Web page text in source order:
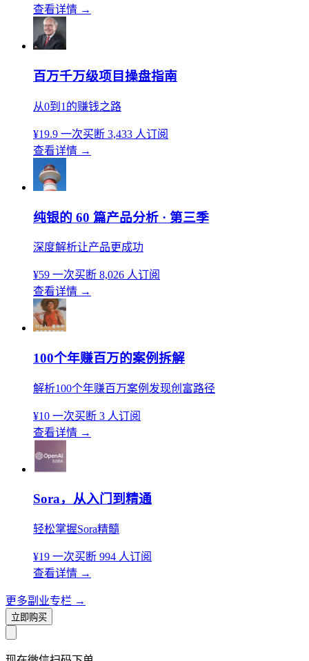
查看详情 →
百万千万级项目操盘指南
从0到1的赚钱之路
¥19.9 一次买断 3,433 人订阅
查看详情 →
纯银的 60 篇产品分析 · 第三季
深度解析让产品更成功
¥59 一次买断 8,026 人订阅
查看详情 →
100个年赚百万的案例拆解
解析100个年赚百万案例发现创富路径
¥10 一次买断 3 人订阅
查看详情 →
Sora，从入门到精通
轻松掌握Sora精髓
¥19 一次买断 994 人订阅
查看详情 →
更多副业专栏 →
立即购买